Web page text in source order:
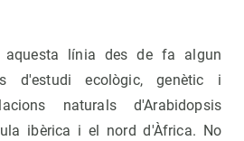
aquesta línia des de fa algun
d'estudi ecològic, genètic i
naturals d'Arabidopsis
ibèrica i el nord d'Àfrica. No